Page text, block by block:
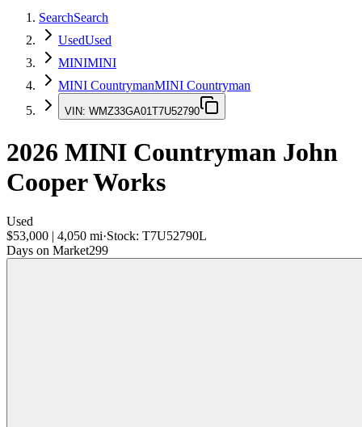
SearchSearch
UsedUsed
MINIMINI
MINI CountrymanMINI Countryman
VIN: WMZ33GA01T7U52790
2026 MINI Countryman John
Cooper Works
Used
$53,000 | 4,050 mi·Stock: T7U52790L
Days on Market299